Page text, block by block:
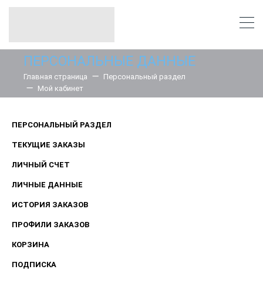
ПЕРСОНАЛЬНЫЕ ДАННЫЕ
Главная страница
Персональный раздел
Мой кабинет
ПЕРСОНАЛЬНЫЙ РАЗДЕЛ
ТЕКУЩИЕ ЗАКАЗЫ
ЛИЧНЫЙ СЧЕТ
ЛИЧНЫЕ ДАННЫЕ
ИСТОРИЯ ЗАКАЗОВ
ПРОФИЛИ ЗАКАЗОВ
КОРЗИНА
ПОДПИСКА